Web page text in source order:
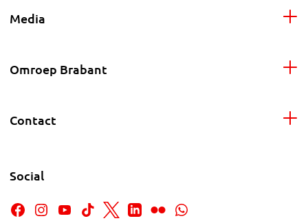
Media
Omroep Brabant
Contact
Social